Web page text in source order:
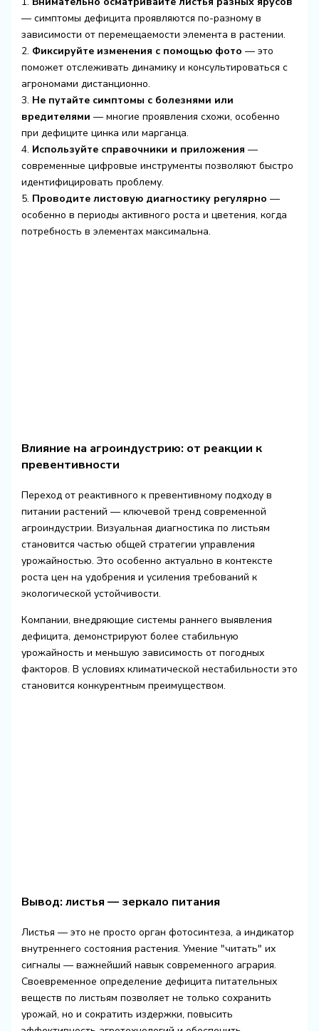
— симптомы дефицита проявляются по-разному в
зависимости от перемещаемости элемента в растении.
2. Фиксируйте изменения с помощью фото — это
поможет отслеживать динамику и консультироваться с
агрономами дистанционно.
3. Не путайте симптомы с болезнями или
вредителями — многие проявления схожи, особенно
при дефиците цинка или марганца.
4. Используйте справочники и приложения —
современные цифровые инструменты позволяют быстро
идентифицировать проблему.
5. Проводите листовую диагностику регулярно —
особенно в периоды активного роста и цветения, когда
потребность в элементах максимальна.
Влияние на агроиндустрию: от реакции к
превентивности
Переход от реактивного к превентивному подходу в
питании растений — ключевой тренд современной
агроиндустрии. Визуальная диагностика по листьям
становится частью общей стратегии управления
урожайностью. Это особенно актуально в контексте
роста цен на удобрения и усиления требований к
экологической устойчивости.
Компании, внедряющие системы раннего выявления
дефицита, демонстрируют более стабильную
урожайность и меньшую зависимость от погодных
факторов. В условиях климатической нестабильности это
становится конкурентным преимуществом.
Вывод: листья — зеркало питания
Листья — это не просто орган фотосинтеза, а индикатор
внутреннего состояния растения. Умение "читать" их
сигналы — важнейший навык современного агрария.
Своевременное определение дефицита питательных
веществ по листьям позволяет не только сохранить
урожай, но и сократить издержки, повысить